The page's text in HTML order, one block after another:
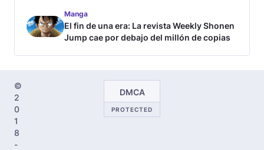
Manga
Populares de la semana